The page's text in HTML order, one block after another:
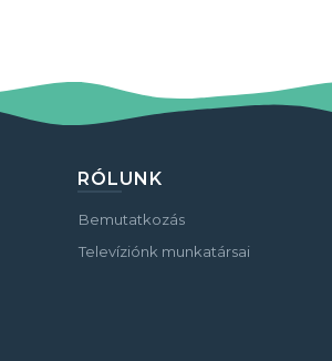
RÓLUNK
Bemutatkozás
Televíziónk munkatársai